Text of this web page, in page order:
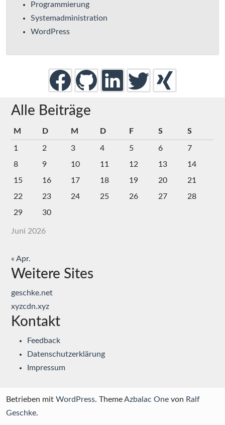
Programmierung
Systemadministration
WordPress
Alle Beiträge
Juni 2026
M D M D F S S
1 2 3 4 5 6
7
8
9 10 11 12 13
14
15
16 17 18 19 20
21
22
23 24 25 26 27
28
29
30
« Apr.
Weitere Sites
geschke.net
xyzcdn.xyz
Kontakt
Feedback
Datenschutzerklärung
Impressum
Betrieben mit WordPress. ThemeAzbalac One von Ralf
Geschke.